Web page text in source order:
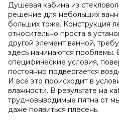
Душевая кабина из
решение для небольших
больших тоже. Конструкция
относительно проста в
другой элемент ванной,
здесь начинаются проблемы.
специфические условия,
постоянно подвергается
И все это происходит в
влажности. В результате на
трудновыводимые пятна от
даже появиться плесень.